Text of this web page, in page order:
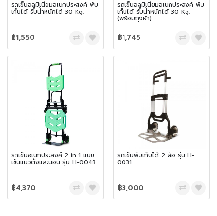
รถเข็นอลูมิเนียมอเนกประสงค์ พับ
เก็บได้ รับน้ำหนักได้ 30 Kg.
฿1,550
รถเข็นอลูมิเนียมอเนกประสงค์ พับ
เก็บได้ รับน้ำหนักได้ 30 Kg.
(พร้อมถุงผ้า)
฿1,745
รถเข็นอเนกประสงค์ 2 in 1 แบบ
เข็นแนวตั้งและนอน รุ่น H-0048
฿4,370
รถเข็นพับเก็บได้ 2 ล้อ รุ่น H-
0031
฿3,000